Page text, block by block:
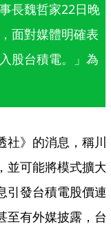
長魏哲家22日晚
面對媒體明確表
股台積電。」為
社》的消息，稱川
並可能將模式擴大
引發台積電股價連
至有外媒披露，台